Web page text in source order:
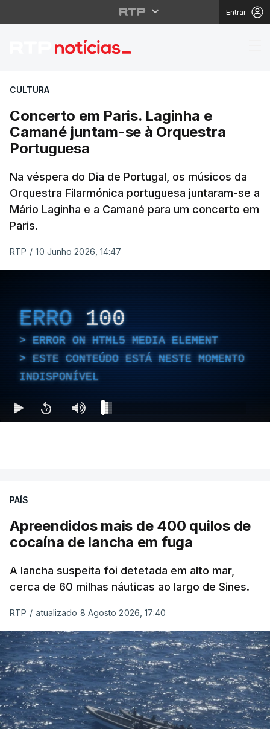
Entrar
Concerto em Paris.
CULTURA
Concerto em Paris. Laginha e
Camané juntam-se à Orquestra
Portuguesa
Na véspera do Dia de Portugal, os músicos da
Orquestra Filarmónica portuguesa juntaram-se a
Mário Laginha e a Camané para um concerto em
Paris.
RTP / 10 Junho 2026, 14:47
ERRO 100
ERROR ON HTML5 MEDIA ELEMENT
ESTE CONTEÚDO ESTÁ NESTE MOMENTO
INDISPONÍVEL
PAÍS
Apreendidos mais de 400 quilos de
cocaína de lancha em fuga
A lancha suspeita foi detetada em alto mar,
cerca de 60 milhas náuticas ao largo de Sines.
RTP / atualizado 8 Agosto 2026, 17:40